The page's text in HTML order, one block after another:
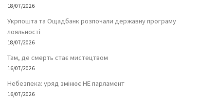
18/07/2026
Укрпошта та Ощадбанк розпочали державну програму
лояльності
18/07/2026
Там, де смерть стає мистецтвом
16/07/2026
Небезпека: уряд змінює НЕ парламент
16/07/2026